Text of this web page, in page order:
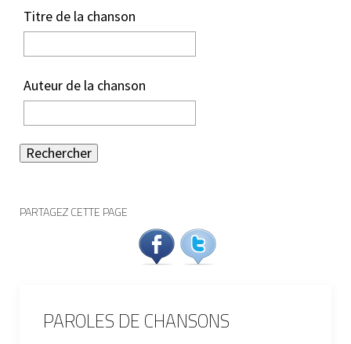
Titre de la chanson
Auteur de la chanson
Rechercher
PARTAGEZ CETTE PAGE
PAROLES DE CHANSONS